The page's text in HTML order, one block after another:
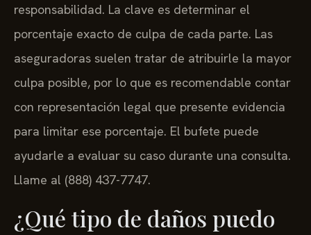
responsabilidad. La clave es determinar el
porcentaje exacto de culpa de cada parte. Las
aseguradoras suelen tratar de atribuirle la mayor
culpa posible, por lo que es recomendable contar
con representación legal que presente evidencia
para limitar ese porcentaje. El bufete puede
ayudarle a evaluar su caso durante una consulta.
Llame al (888) 437-7747.
¿Qué tipo de daños puedo